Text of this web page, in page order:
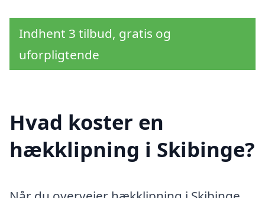
Indhent 3 tilbud, gratis og
uforpligtende
Hvad koster en
hækklipning i Skibinge?